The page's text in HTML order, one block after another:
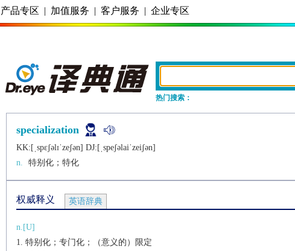
产品专区 | 加值服务 | 客户服务 | 企业专区
热门搜索：
specialization
KK:[ˌspɛʃǝlɪˈzеʃǝn] DJ:[ˌspеʃǝlaiˈzеiʃǝn]
n.
特别化；特化
权威释义 英语辞典
n.[U]
特别化；专门化；（意义的）限定